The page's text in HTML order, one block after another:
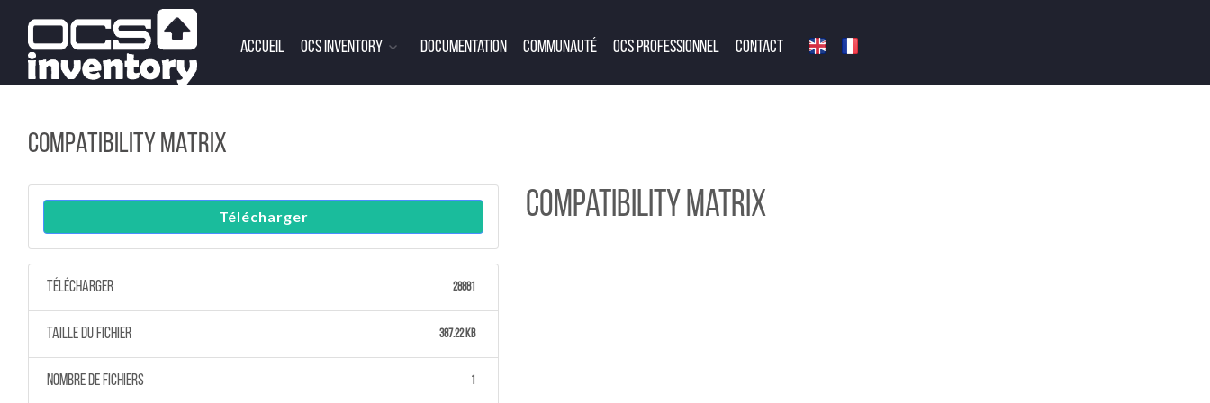
content
Accueil OCS Inventory Documentation Communauté OCS Professionnel Contact
Compatibility matrix
Télécharger
Télécharger 28881
Taille du fichier 387.22 KB
Nombre de fichiers 1
Compatibility matrix